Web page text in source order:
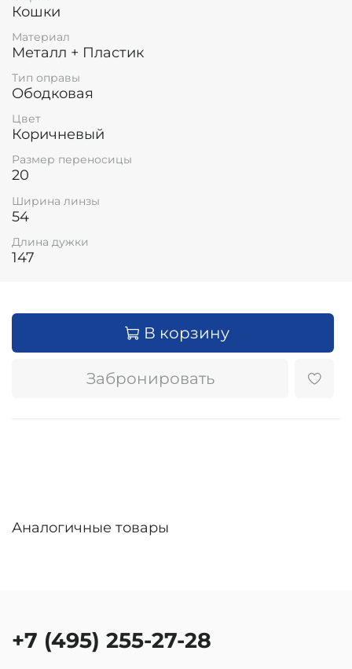
Кошки
Материал
Металл + Пластик
Тип оправы
Ободковая
Цвет
Коричневый
Размер переносицы
20
Ширина линзы
54
Длина дужки
147
В корзину
Забронировать
Аналогичные товары
+7 (495) 255-27-28